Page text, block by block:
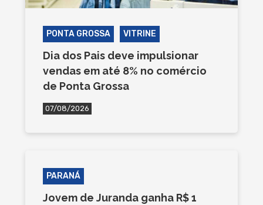
PONTA GROSSA VITRINE
Dia dos Pais deve impulsionar
vendas em até 8% no comércio
de Ponta Grossa
07/08/2026
PARANÁ
Jovem de Juranda ganha R$ 1